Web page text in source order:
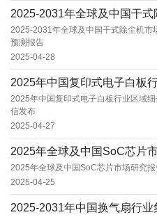
2025-2031年全球及中国干式除尘机市
预测报告
2025-04-28
2025年中国复印式电子白板行业区域
信发布
2025-04-27
2025年全球及中国SoC芯片市场研究
2025-04-25